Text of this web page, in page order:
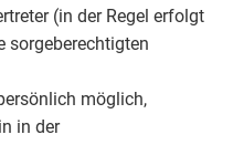
(in der Regel erfolgt
sorgeberechtigten
möglich,
in der